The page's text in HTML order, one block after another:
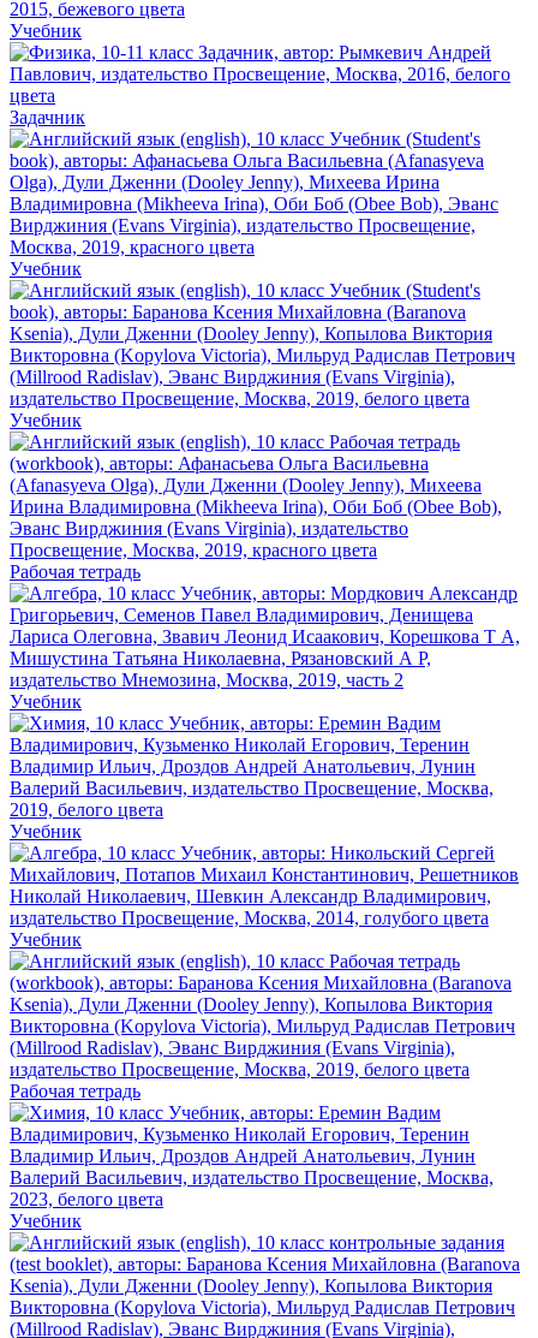
Учебник
Задачник
Учебник
Учебник
Рабочая тетрадь
Учебник
Учебник
Учебник
Рабочая тетрадь
Учебник